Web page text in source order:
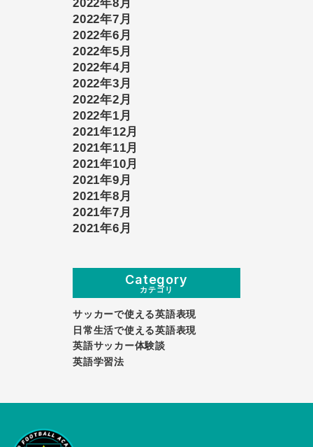
2022年8月
2022年7月
2022年6月
2022年5月
2022年4月
2022年3月
2022年2月
2022年1月
2021年12月
2021年11月
2021年10月
2021年9月
2021年8月
2021年7月
2021年6月
Category
カテゴリ
サッカーで使える英語表現
日常生活で使える英語表現
英語サッカー体験談
英語学習法